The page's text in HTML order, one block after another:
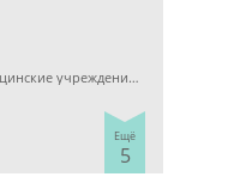
Детская клиника, Прочие медицинские учреждения, Гинекология
Ещё
5